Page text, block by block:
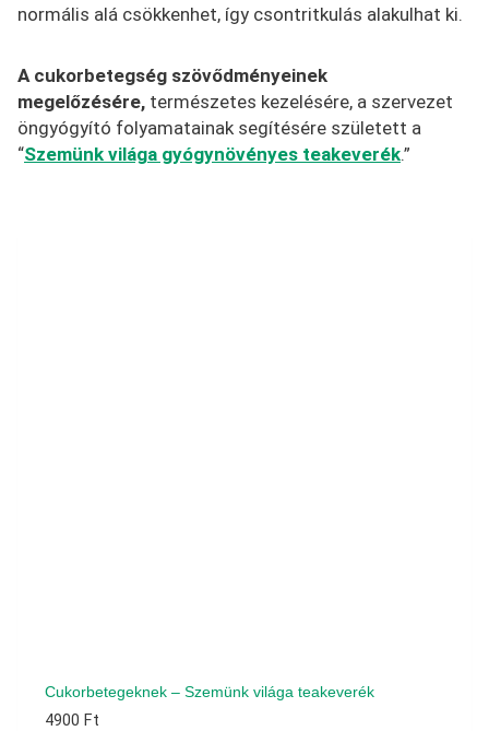
normális alá csökkenhet, így csontritkulás alakulhat ki.
A cukorbetegség szövődményeinek
megelőzésére, természetes kezelésére, a szervezet
öngyógyító folyamatainak segítésére született a
“Szemünk világa gyógynövényes teakeverék.”
Cukorbetegeknek – Szemünk világa teakeverék
4900 Ft